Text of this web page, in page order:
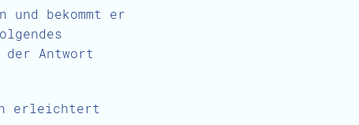
bekommt er
Antwort
erleichtert